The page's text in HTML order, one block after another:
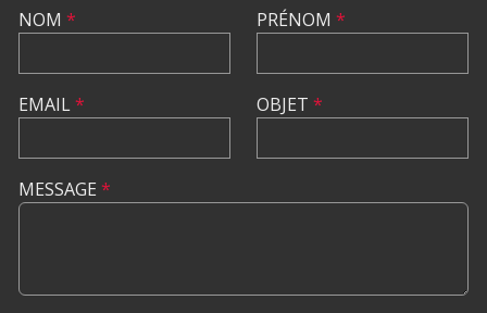
NOM *
EMAIL*
PRÉNOM *
OBJET *
MESSAGE *